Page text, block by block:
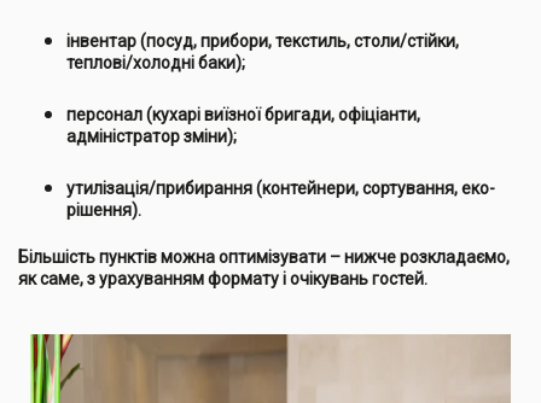
інвентар (посуд, прибори, текстиль, столи/стійки,
теплові/холодні баки);
персонал (кухарі виїзної бригади, офіціанти,
адміністратор зміни);
утилізація/прибирання (контейнери, сортування, еко-
рішення).
Більшість пунктів можна оптимізувати – нижче розкладаємо,
як саме, з урахуванням формату і очікувань гостей.